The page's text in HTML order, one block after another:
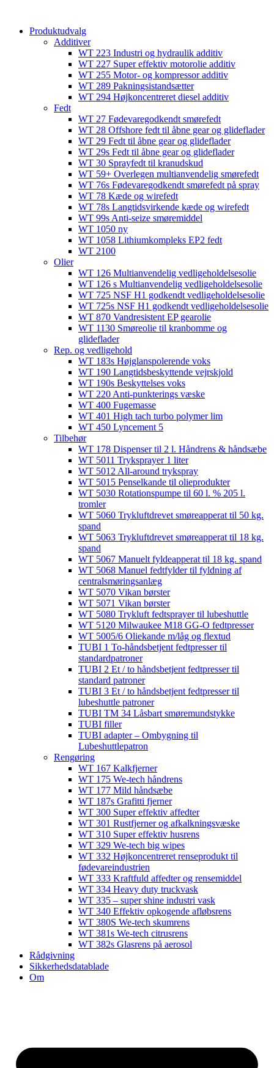
Produktudvalg
Additiver
WT 223 Industri og hydraulik additiv
WT 227 Super effektiv motorolie additiv
WT 255 Motor- og kompressor additiv
WT 289 Pakningsistandsætter
WT 294 Højkoncentreret diesel additiv
Fedt
WT 27 Fødevaregodkendt smørefedt
WT 28 Offshore fedt til åbne gear og glideflader
WT 29 Fedt til åbne gear og glideflader
WT 29s Fedt til åbne gear og glideflader
WT 30 Sprayfedt til kranudskud
WT 59+ Overlegen multianvendelig smørefedt​​
WT 76s Fødevaregodkendt smørefedt på spray​
WT 78 Kæde og wirefedt​
WT 78s Langtidsvirkende kæde og wirefedt​
WT 99s Anti-seize smøremiddel​
WT 1050 ny
WT 1058 Lithiumkompleks EP2 fedt​
WT 2100
Olier
WT 126 Multianvendelig vedligeholdelsesolie
WT 126 s Multianvendelig vedligeholdelsesolie
WT 725 NSF H1 godkendt vedligeholdelsesolie​
WT 725s NSF H1 godkendt vedligeholdelsesolie​
WT 870 Vandresistent EP gearolie​
WT 1130 Smøreolie til kranbomme og
glideflader​
Rep. og vedligehold
WT 183s Højglanspolerende voks
WT 190 Langtidsbeskyttende vejrskjold​
WT 190s Beskyttelses voks​
WT 220 Anti-punkterings væske
WT 400 Fugemasse
WT 401 High tach turbo polymer lim
WT 450 Lyncement 5
Tilbehør
WT 178 Dispenser til 2 l. Håndrens & håndsæbe
WT 5011 Tryksprayer 1 liter
WT 5012 All-around trykspray
WT 5015 Penselkande til olieprodukter
WT 5030 Rotationspumpe til 60 l. % 205 l.
tromler
WT 5060 Trykluftdrevet smøreapperat til 50 kg.
spand
WT 5063 Trykluftdrevet smøreapperat til 18 kg.
spand
WT 5067 Manuelt fyldeapperat til 18 kg. spand
WT 5068 Manuel fedtfylder til fyldning af
centralsmøringsanlæg
WT 5070 Vikan børster
WT 5071 Vikan børster
WT 5080 Trykluft fedtsprayer til lubeshuttle
WT 5120 Milwaukee M18 GG-O fedtpresser
WT 5005/6 Oliekande m/låg og flextud​
TUBI 1 To-håndsbetjent fedtpresser til
standardpatroner
TUBI 2 Et / to håndsbetjent fedtpresser til
standard patroner
TUBI 3 Et / to håndsbetjent fedtpresser til
lubeshuttle patroner
TUBI TM 34 Låsbart smøremundstykke
TUBI filler
TUBI adapter​ – Ombygning til
Lubeshuttlepatron
Rengøring
WT 167 Kalkfjerner
WT 175 We-tech håndrens
WT 177 Mild håndsæbe
WT 187s Grafitti fjerner
WT 300 Super effektiv affedter​
WT 301 Rustfjerner og afkalkningsvæske
WT 310 Super effektiv husrens
WT 329 We-tech big wipes
WT 332 Højkoncentreret renseprodukt til
fødevareindustrien
WT 333 Kraftfuld affedter og rensemiddel
WT 334 Heavy duty truckvask
WT 335 – super shine industri vask
WT 340 Effektiv opkogende afløbsrens
WT 380S We-tech skumrens
WT 381s We-tech citrusrens
WT 382s Glasrens på aerosol​
Rådgivning
Sikkerhedsdatablade
Om